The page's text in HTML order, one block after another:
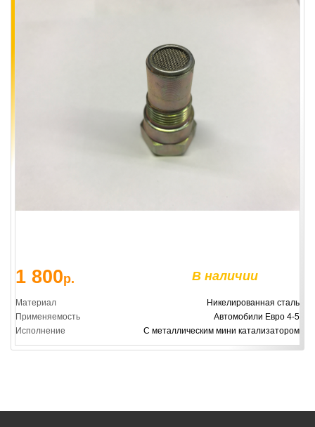
1 800р. В наличии
Материал
Никелированная сталь
Применяемость
Автомобили Евро 4-5
Исполнение
С металлическим мини катализатором